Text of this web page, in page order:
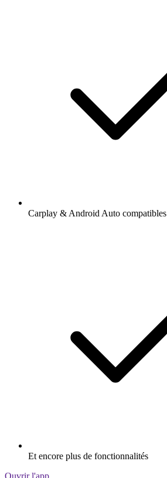
Carplay & Android Auto compatibles
Et encore plus de fonctionnalités